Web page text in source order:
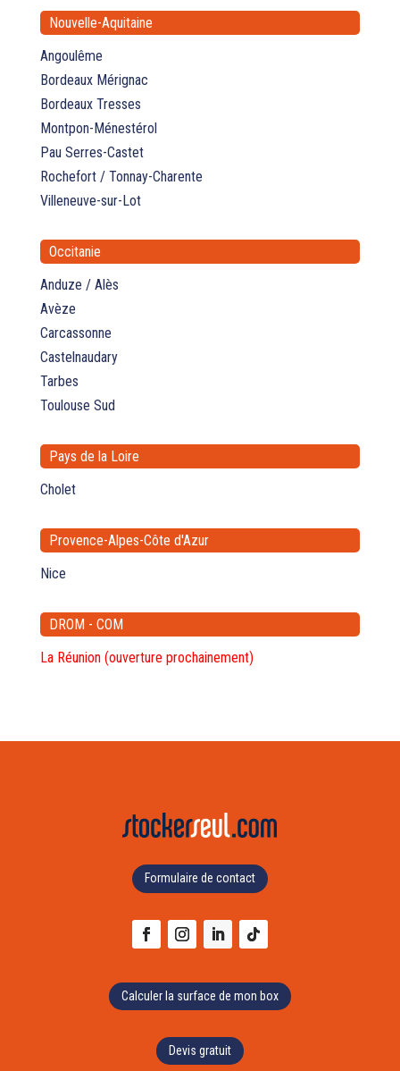
Nouvelle-Aquitaine
Angoulême
Bordeaux Mérignac
Bordeaux Tresses
Montpon-Ménestérol
Pau Serres-Castet
Rochefort / Tonnay-Charente
Villeneuve-sur-Lot
Occitanie
Anduze / Alès
Avèze
Carcassonne
Castelnaudary
Tarbes
Toulouse Sud
Pays de la Loire
Cholet
Provence-Alpes-Côte d'Azur
Nice
DROM - COM
La Réunion (ouverture prochainement)
Formulaire de contact
Calculer la surface de mon box
Devis gratuit